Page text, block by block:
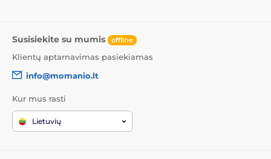
Susisiekite su mumis offline
Klientų aptarnavimas pasiekiamas
info@momanio.lt
Kur mus rasti
Lietuvių